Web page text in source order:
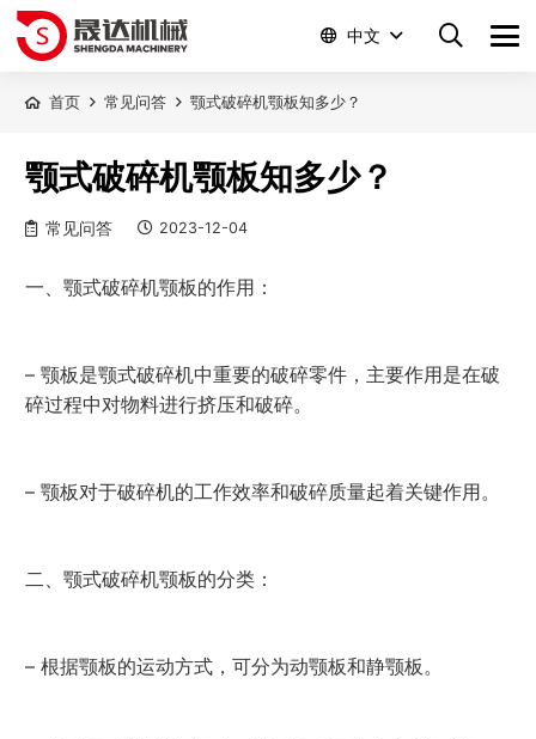
中文
首页 常见问答 颚式破碎机颚板知多少？
颚式破碎机颚板知多少？
常见问答 2023-12-04
一、颚式破碎机颚板的作用：
– 颚板是颚式破碎机中重要的破碎零件，主要作用是在破
碎过程中对物料进行挤压和破碎。
– 颚板对于破碎机的工作效率和破碎质量起着关键作用。
二、颚式破碎机颚板的分类：
– 根据颚板的运动方式，可分为动颚板和静颚板。